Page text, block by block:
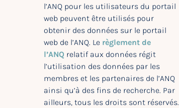
l’ANQ pour les utilisateurs du portail
web peuvent être utilisés pour
obtenir des données sur le portail
web de l’ANQ. Le règlement de
l’ANQ relatif aux données régit
l’utilisation des données par les
membres et les partenaires de l’ANQ
ainsi qu’à des fins de recherche. Par
ailleurs, tous les droits sont réservés.